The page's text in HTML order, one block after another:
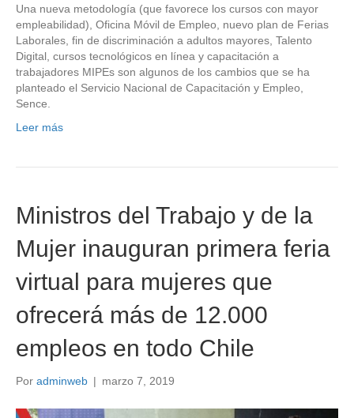
Una nueva metodología (que favorece los cursos con mayor
empleabilidad), Oficina Móvil de Empleo, nuevo plan de Ferias
Laborales, fin de discriminación a adultos mayores, Talento
Digital, cursos tecnológicos en línea y capacitación a
trabajadores MIPEs son algunos de los cambios que se ha
planteado el Servicio Nacional de Capacitación y Empleo,
Sence.
Leer más
Ministros del Trabajo y de la
Mujer inauguran primera feria
virtual para mujeres que
ofrecerá más de 12.000
empleos en todo Chile
Por adminweb | marzo 7, 2019